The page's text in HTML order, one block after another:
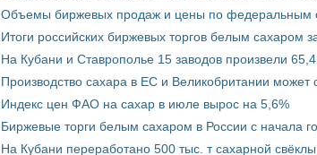
Объемы биржевых продаж и цены по федеральным
Итоги российских биржевых торгов белым сахаром
На Кубани и Ставрополье 15 заводов произвели
Производство сахара в ЕС и Великобритании
Индекс цен ФАО на сахар в июле вырос на 5,6%
Биржевые торги белым сахаром в России с начала
На Кубани переработано 500 тыс. т сахарной